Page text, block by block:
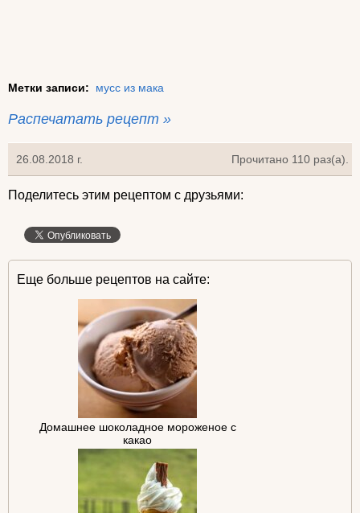
Метки записи: мусс из мака
Распечатать рецепт »
26.08.2018 г. Прочитано 110 раз(a).
Поделитесь этим рецептом с друзьями:
Еще больше рецептов на сайте:
Домашнее шоколадное мороженое с
какао